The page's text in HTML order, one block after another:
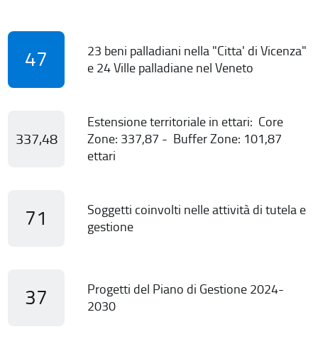
47
23 beni palladiani nella "Citta' di Vicenza"
e 24 Ville palladiane nel Veneto
337,48
Estensione territoriale in ettari: Core
Zone: 337,87 - Buffer Zone: 101,87
ettari
71
Soggetti coinvolti nelle attività di tutela e
gestione
37
Progetti del Piano di Gestione 2024-
2030